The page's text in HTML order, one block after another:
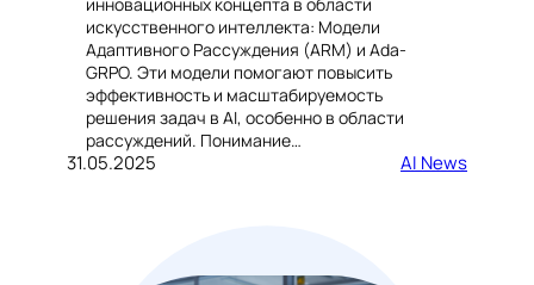
искусственного интеллекта: Модели
Адаптивного Рассуждения (ARM) и Ada-
GRPO. Эти модели помогают повысить
эффективность и масштабируемость
решения задач в AI, особенно в области
рассуждений. Понимание…
31.05.2025 AI News